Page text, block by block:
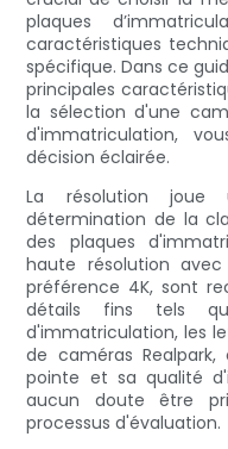
plaques
caractéristiques
spécifique. Dans ce
principales
la sélection d'une
d'immatriculation,
décision éclairée.
La résolution
détermination de la
des plaques
haute résolution
préférence 4K, sont
détails fins tels
d'immatriculation, les
de caméras
pointe et sa qualité
aucun doute être
processus d'évaluation.